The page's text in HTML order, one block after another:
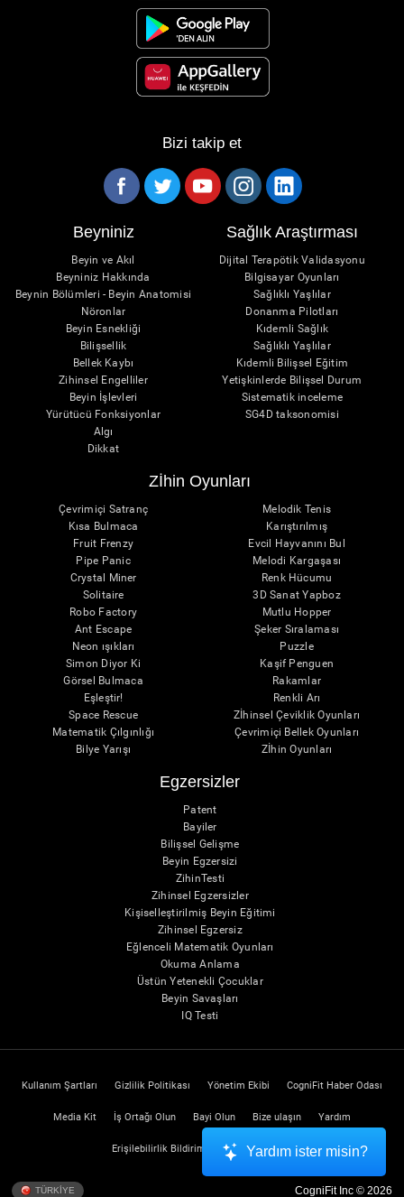
Bizi takip et
Beyniniz
Beyin ve Akıl
Beyniniz Hakkında
Beynin Bölümleri - Beyin Anatomisi
Nöronlar
Beyin Esnekliği
Bilişsellik
Bellek Kaybı
Zihinsel Engelliler
Beyin İşlevleri
Yürütücü Fonksiyonlar
Algı
Dikkat
Sağlık Araştırması
Dijital Terapötik Validasyonu
Bilgisayar Oyunları
Sağlıklı Yaşlılar
Donanma Pilotları
Kıdemli Sağlık
Sağlıklı Yaşlılar
Kıdemli Bilişsel Eğitim
Yetişkinlerde Bilişsel Durum
Sistematik inceleme
SG4D taksonomisi
Zİhin Oyunları
Çevrimiçi Satranç
Kısa Bulmaca
Fruit Frenzy
Pipe Panic
Crystal Miner
Solitaire
Robo Factory
Ant Escape
Neon ışıkları
Simon Diyor Ki
Görsel Bulmaca
Eşleştir!
Space Rescue
Matematik Çılgınlığı
Bilye Yarışı
Melodik Tenis
Karıştırılmış
Evcil Hayvanını Bul
Melodi Kargaşası
Renk Hücumu
3D Sanat Yapboz
Mutlu Hopper
Şeker Sıralaması
Puzzle
Kaşif Penguen
Rakamlar
Renkli Arı
Zİhinsel Çeviklik Oyunları
Çevrimiçi Bellek Oyunları
Zİhin Oyunları
Egzersizler
Patent
Bayiler
Bilişsel Gelişme
Beyin Egzersizi
ZihinTesti
Zihinsel Egzersizler
Kişiselleştirilmiş Beyin Eğitimi
Zihinsel Egzersiz
Eğlenceli Matematik Oyunları
Okuma Anlama
Üstün Yetenekli Çocuklar
Beyin Savaşları
IQ Testi
Kullanım Şartları Gizlilik Politikası Yönetim Ekibi CogniFit Haber Odası
Media Kit İş Ortağı Olun Bayi Olun Bize ulaşın Yardım
Erişilebilirlik Bildirimi Güven Merkezi
TÜRKİYE CogniFit Inc © 2026
Yardım ister misin?